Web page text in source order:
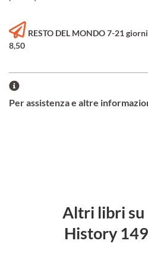
RESTO DEL MONDO 7-21
8,50
Per assistenza e altre
Altri libri su
History